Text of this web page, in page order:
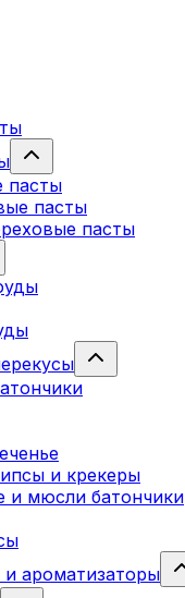
пасты
пасты
пасты
и крекеры
и мюсли батончики
ароматизаторы